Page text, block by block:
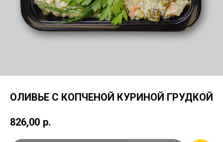
ОЛИВЬЕ С КОПЧЕНОЙ КУРИНОЙ ГРУДКОЙ
826,00 р.